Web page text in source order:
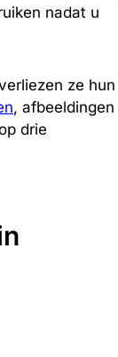
nadat u
ze hun
, afbeeldingen
drie